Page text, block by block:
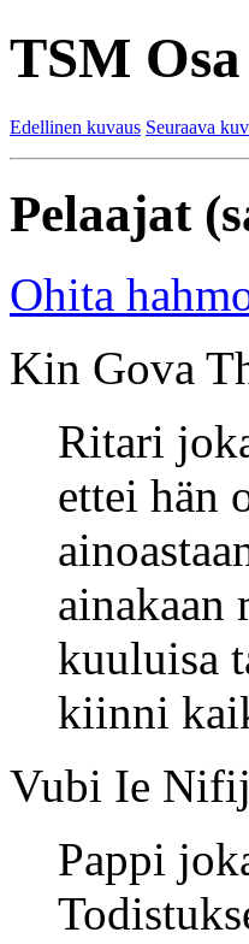
TSM
Edellinen kuvaus Seuraava
Pelaajat
Ohita
Kin Gova
Ritari
ettei hän
ainakaan
kuuluisa
kiinni
Vubi Ie
Pappi